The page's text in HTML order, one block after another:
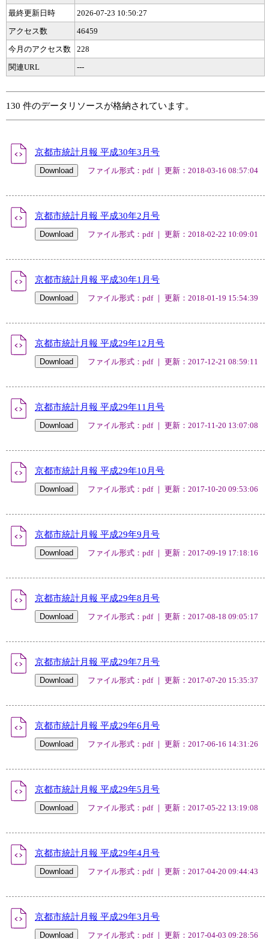
最終更新日時
2026-07-23 10:50:27
アクセス数
46459
今月のアクセス数
228
関連URL
---
130 件のデータリソースが格納されています。
京都市統計月報 平成30年3月号
ファイル形式：pdf ｜ 更新：2018-03-16 08:57:04
京都市統計月報 平成30年2月号
ファイル形式：pdf ｜ 更新：2018-02-22 10:09:01
京都市統計月報 平成30年1月号
ファイル形式：pdf ｜ 更新：2018-01-19 15:54:39
京都市統計月報 平成29年12月号
ファイル形式：pdf ｜ 更新：2017-12-21 08:59:11
京都市統計月報 平成29年11月号
ファイル形式：pdf ｜ 更新：2017-11-20 13:07:08
京都市統計月報 平成29年10月号
ファイル形式：pdf ｜ 更新：2017-10-20 09:53:06
京都市統計月報 平成29年9月号
ファイル形式：pdf ｜ 更新：2017-09-19 17:18:16
京都市統計月報 平成29年8月号
ファイル形式：pdf ｜ 更新：2017-08-18 09:05:17
京都市統計月報 平成29年7月号
ファイル形式：pdf ｜ 更新：2017-07-20 15:35:37
京都市統計月報 平成29年6月号
ファイル形式：pdf ｜ 更新：2017-06-16 14:31:26
京都市統計月報 平成29年5月号
ファイル形式：pdf ｜ 更新：2017-05-22 13:19:08
京都市統計月報 平成29年4月号
ファイル形式：pdf ｜ 更新：2017-04-20 09:44:43
京都市統計月報 平成29年3月号
ファイル形式：pdf ｜ 更新：2017-04-03 09:28:56